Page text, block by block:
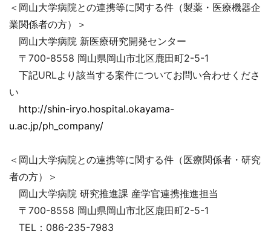
＜岡山大学病院との連携等に関する件（製薬・医療機器企
業関係者の方）＞
岡山大学病院 新医療研究開発センター
〒700-8558 岡山県岡山市北区鹿田町2-5-1
下記URLより該当する案件についてお問い合わせくださ
い
http://shin-iryo.hospital.okayama-
u.ac.jp/ph_company/
＜岡山大学病院との連携等に関する件（医療関係者・研究
者の方）＞
岡山大学病院 研究推進課 産学官連携推進担当
〒700-8558 岡山県岡山市北区鹿田町2-5-1
TEL：086-235-7983